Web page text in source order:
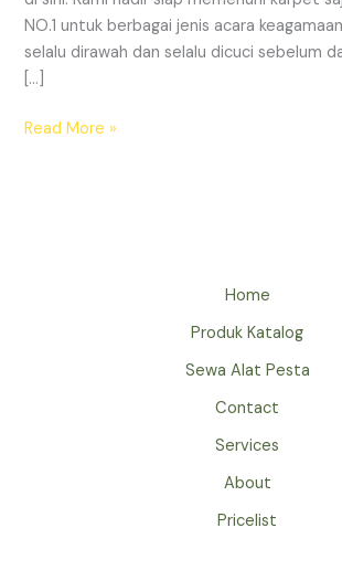
NO.1 untuk berbagai jenis acara
selalu dirawah dan selalu dicuci sebelum
[…]
SEWA
Read More »
Home
Produk Katalog
Sewa Alat Pesta
Contact
Services
About
Pricelist